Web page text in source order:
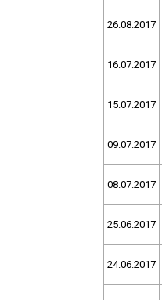
26.08.2017
16.07.2017
15.07.2017
09.07.2017
08.07.2017
25.06.2017
24.06.2017